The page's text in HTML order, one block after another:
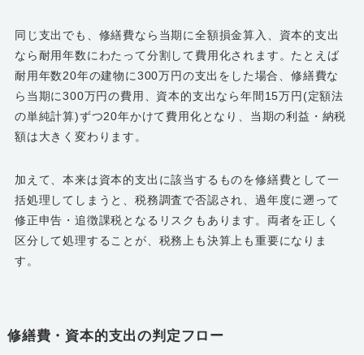
同じ支出でも、修繕費なら当期に全額損金算入、資本的支出
なら耐用年数にわたって分割して費用化されます。たとえば
耐用年数20年の建物に300万円の支出をした場合、修繕費な
ら当期に300万円の費用、資本的支出なら年間15万円(定額法
の単純計算)ずつ20年かけて費用化となり、当期の利益・納税
額は大きく変わります。
加えて、本来は資本的支出に該当するものを修繕費として一
括処理してしまうと、税務調査で否認され、過年度に遡って
修正申告・追徴課税となるリスクもあります。両者を正しく
区分して処理することが、税務上も決算上も重要になりま
す。
修繕費・資本的支出の判定フロー